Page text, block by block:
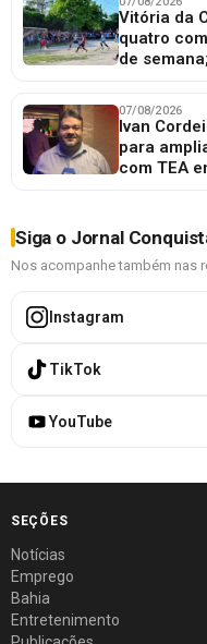
Vitória da
quatro
de
07/08/2026
Ivan
para
com TEA
Siga o Jornal
Nos acompanhe também nas
Instagram
TikTok
YouTube
SEÇÕES
Notícias
Emprego
Bahia
Entretenimento